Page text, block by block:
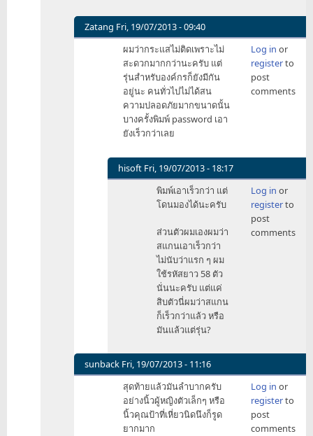
Zatang Fri, 19/07/2013 - 09:40
In
ผมว่ากระแสไม่ติดเพราะไม่
สะดวกมากกว่านะครับ แต่
รุ่นสำหรับองค์กรก็ยังมีกัน
อยู่นะ คนทั่วไปไม่ได้สน
ความปลอดภัยมากขนาดนั้น
บางครั้งพิมพ์ password เอา
ยังเร็วกว่าเลย
Log in or
registerto
post
comments
hisoft Fri, 19/07/2013 - 18:17
In
พิมพ์เอาเร็วกว่า แต่
โดนมองได้นะครับ
ส่วนตัวผมเองผมว่า
สแกนเอาเร็วกว่า
ไม่นับว่าแรก ๆ ผม
ใช้รหัสยาว 58 ตัว
นั่นนะครับ แต่แค่
สิบตัวนี่ผมว่าสแกน
ก็เร็วกว่าแล้ว หรือ
มันแล้วแต่รุ่น?
Log in or
registerto
post
comments
sunback Fri, 19/07/2013 - 11:16
In
สุดท้ายแล้วมันลำบากครับ
อย่างนิ้วผู้หญิงตัวเล็กๆ หรือ
นิ้วคุณป้าที่เหี่ยวนิดนึงก็รูด
ยากมาก
Log in or
registerto
post
comments